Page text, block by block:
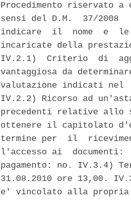
Procedimento riservato
sensi del D.M.  37/
indicare  il  nome  e
incaricate della
IV.2.1)  Criterio  di
vantaggiosa da
valutazione indicati
IV.2.2) Ricorso ad
precedenti relative allo
ottenere il capitolato
termine per  il
l'accesso ai  documenti:
pagamento: no. IV.3.4)
31.08.2010 ore 13,00.
e' vincolato alla